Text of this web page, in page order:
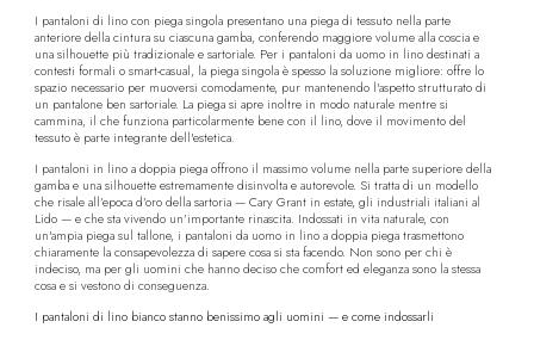
I pantaloni di lino con piega singola presentano una piega di tessuto nella parte
anteriore della cintura su ciascuna gamba, conferendo maggiore volume alla coscia e
una silhouette più tradizionale e sartoriale. Per i pantaloni da uomo in lino destinati a
contesti formali o smart-casual, la piega singola è spesso la soluzione migliore: offre lo
spazio necessario per muoversi comodamente, pur mantenendo l'aspetto strutturato di
un pantalone ben sartoriale. La piega si apre inoltre in modo naturale mentre si
cammina, il che funziona particolarmente bene con il lino, dove il movimento del
tessuto è parte integrante dell'estetica.
I pantaloni in lino a doppia piega offrono il massimo volume nella parte superiore della
gamba e una silhouette estremamente disinvolta e autorevole. Si tratta di un modello
che risale all’epoca d’oro della sartoria — Cary Grant in estate, gli industriali italiani al
Lido — e che sta vivendo un’importante rinascita. Indossati in vita naturale, con
un'ampia piega sul tallone, i pantaloni da uomo in lino a doppia piega trasmettono
chiaramente la consapevolezza di sapere cosa si sta facendo. Non sono per chi è
indeciso, ma per gli uomini che hanno deciso che comfort ed eleganza sono la stessa
cosa e si vestono di conseguenza.
I pantaloni di lino bianco stanno benissimo agli uomini — e come indossarli